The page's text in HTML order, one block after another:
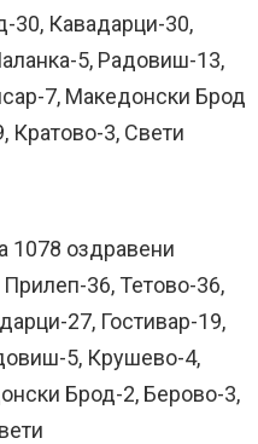
30, Кавадарци-30,
5, Радовиш-13,
7, Македонски Брод
Кратово-3, Свети
1078 оздравени
36, Тетово-36,
27, Гостивар-19,
5, Крушево-4,
Брод-2, Берово-3,